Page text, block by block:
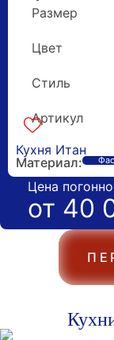
Размер
Цвет
Стиль
Артикул
Кухня Итан
Материал:
Цена
от 40